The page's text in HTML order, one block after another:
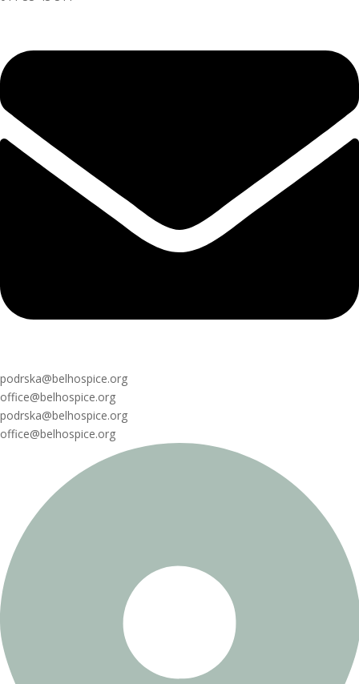
podrska@belhospice.org
office@belhospice.org
podrska@belhospice.org
office@belhospice.org